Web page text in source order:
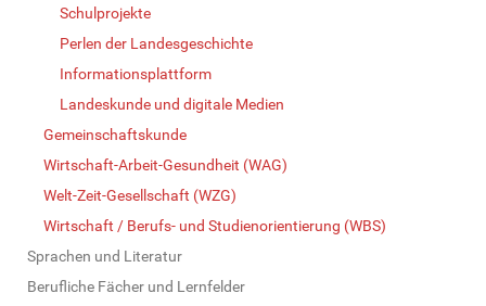
Schulprojekte
Perlen der Landesgeschichte
Informationsplattform
Landeskunde und digitale Medien
Gemeinschaftskunde
Wirtschaft-Arbeit-Gesundheit (WAG)
Welt-Zeit-Gesellschaft (WZG)
Wirtschaft / Berufs- und Studienorientierung (WBS)
Sprachen und Literatur
Berufliche Fächer und Lernfelder